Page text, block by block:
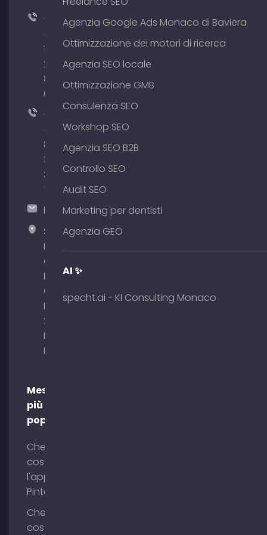
+49
176
204
801
64
+49
89
380
375
hallo@timospecht.de
Specht
Marketing
GmbH –
Palais am
Obelisk
Briennerstr.
29 80333
Monaco di
Baviera
Messaggi
più
popolari
Che
cos'è
l'app
Pinterest?
Che
cos'è il
Agenzia Google Ads Monaco di Baviera
Ottimizzazione dei motori di ricerca
Agenzia SEO locale
Ottimizzazione GMB
Consulenza SEO
Workshop SEO
Agenzia SEO B2B
Controllo SEO
Audit SEO
Marketing per dentisti
Agenzia GEO
AI ✨
specht.ai - KI Consulting Monaco